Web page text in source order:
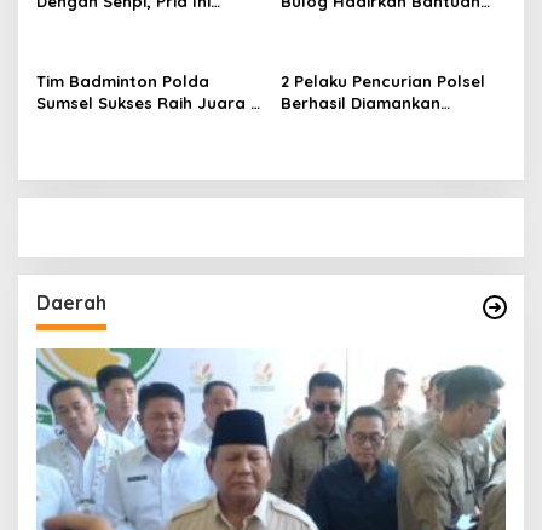
Tim Badminton Polda
Sumsel Sukses Raih Juara 1
2 Pelaku Pencurian Polsel
Berhasil Diamankan
Daerah